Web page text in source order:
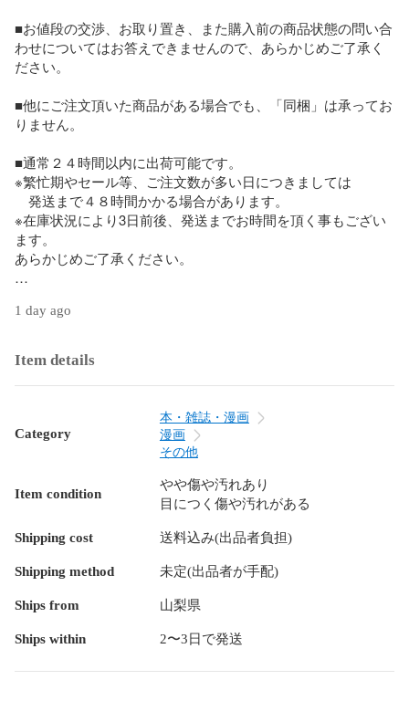
■お値段の交渉、お取り置き、また購入前の商品状態の問い合
わせについてはお答えできませんので、あらかじめご了承く
ださい。
■他にご注文頂いた商品がある場合でも、「同梱」は承ってお
りません。
■通常２４時間以内に出荷可能です。
※繁忙期やセール等、ご注文数が多い日につきましては
発送まで４８時間かかる場合があります。
※在庫状況により3日前後、発送までお時間を頂く事もござい
ます。
あらかじめご了承ください。
※商品のサイズなどによっては、日本郵便ゆうパック、ヤマト
す。
■中古品ではございますが、良好なコンディションです。
■商品の状態など、商品画像と実際の商品とは異なる場合がご
ざいます。
また商品画像に「帯」が付いているものがありますが、中古
品のため、実際の商品には付いていない場合がございます。
■商品状態の表記につきまして
1 day ago
Item details
Category
本・雑誌・漫画
漫画
その他
Item condition
やや傷や汚れあり
目につく傷や汚れがある
Shipping cost 送料込み(出品者負担)
Shipping method 未定(出品者が手配)
Ships from 山梨県
Ships within 2〜3日で発送